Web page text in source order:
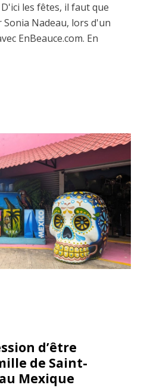
les fêtes, il faut que
Nadeau, lors d'un
EnBeauce.com. En
d’être
de Saint-
Mexique